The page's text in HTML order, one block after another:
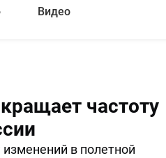
Видео
частоту
в полетной